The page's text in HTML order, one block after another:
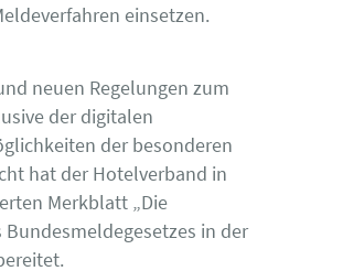
einsetzen.
neuen Regelungen zum
der digitalen
der besonderen
hat der Hotelverband in
Merkblatt „Die
Bundesmeldegesetzes in der